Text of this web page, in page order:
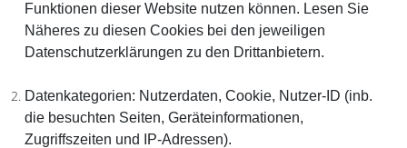
Funktionen dieser Website nutzen können. Lesen Sie
Näheres zu diesen Cookies bei den jeweiligen
Datenschutzerklärungen zu den Drittanbietern.
Datenkategorien: Nutzerdaten, Cookie, Nutzer-ID (inb.
die besuchten Seiten, Geräteinformationen,
Zugriffszeiten und IP-Adressen).